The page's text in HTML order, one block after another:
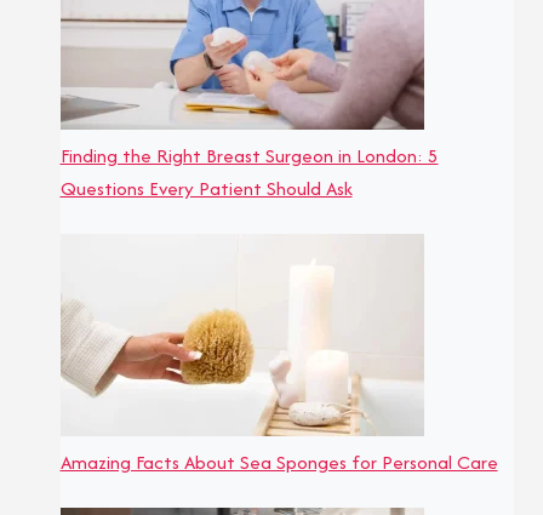
Finding the Right Breast Surgeon in London: 5
Questions Every Patient Should Ask
Amazing Facts About Sea Sponges for Personal Care